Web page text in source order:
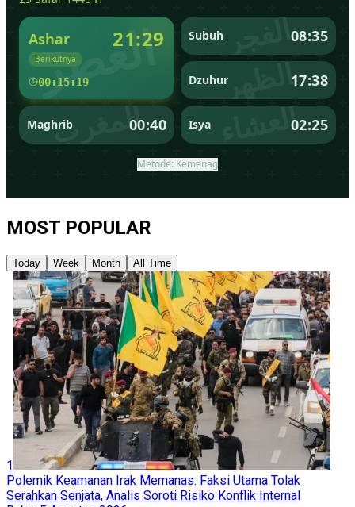
MOST POPULAR
Today Week Month All Time
1
Polemik Keamanan Irak Memanas: Faksi Utama Tolak
Serahkan Senjata, Analis Soroti Risiko Konflik Internal